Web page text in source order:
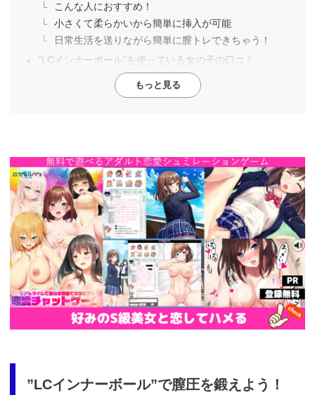
こんな人におすすめ！
小さくて柔らかいから簡単に挿入が可能
日常生活を送りながら簡単に膣トレできちゃう！
”LCインナーボール”を使っている女の子の口コミ
もっと見る
https://cv-
measurement.com/ad/p/r?
medium=261&ad=687&creative=590
”LCインナーボール”で膣圧を鍛えよう！